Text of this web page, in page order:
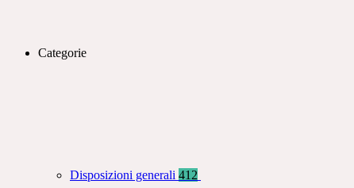
Categorie
Disposizioni generali 412